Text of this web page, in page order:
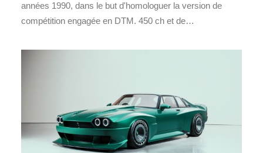
années 1990, dans le but d'homologuer la version de
compétition engagée en DTM. 450 ch et de…